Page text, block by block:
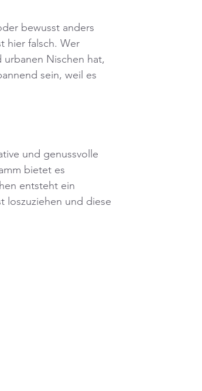
bewusst anders
hier falsch. Wer
Nischen hat,
sein, weil es
und genussvolle
bietet es
entsteht ein
loszuziehen und diese